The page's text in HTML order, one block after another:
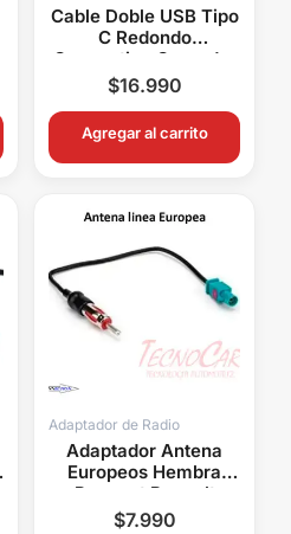
Cable Doble USB Tipo
C Redondo
Connection Cargador
Empotrable Auto
Universal
$16.990
Agregar al carrito
Adaptador de Radio
Adaptador Antena
Europeos Hembra
Peugeot Renault
Volkswagen BMW
$7.990